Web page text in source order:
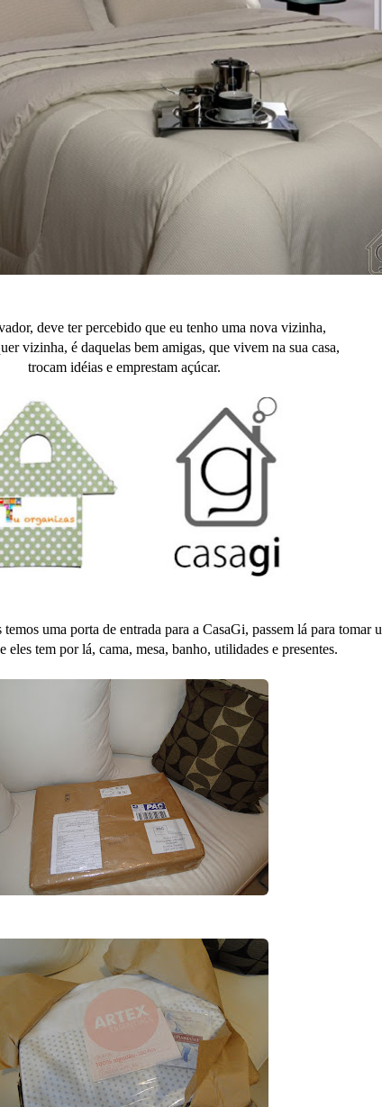
deve ter percebido que eu tenho uma nova vizinha,
vizinha, é daquelas bem amigas, que vivem na sua casa,
trocam idéias e emprestam açúcar.
uma porta de entrada para a CasaGi, passem lá para tomar
eles tem por lá, cama, mesa, banho, utilidades e presentes.